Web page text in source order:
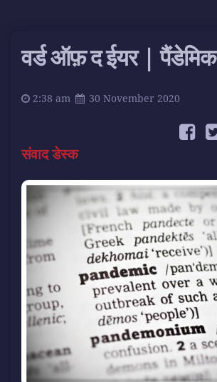
वर्ड ऑफ़ द ईयर | पैंडेमिक
2:38 am 30 November 2020
संवाद डेस्क